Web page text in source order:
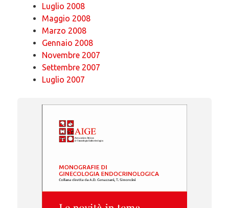
Luglio 2008
Maggio 2008
Marzo 2008
Gennaio 2008
Novembre 2007
Settembre 2007
Luglio 2007